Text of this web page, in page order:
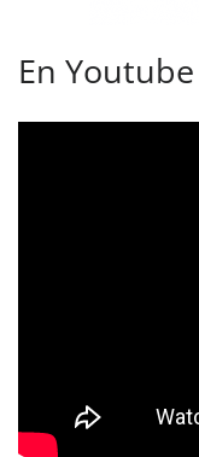
En Youtube